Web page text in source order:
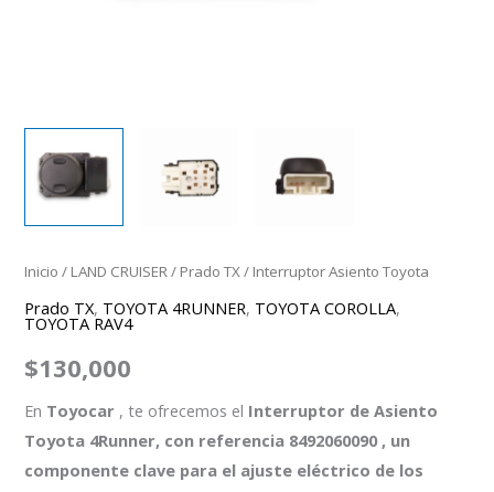
Inicio / LAND CRUISER/ Prado TX/ Interruptor Asiento Toyota
Prado TX, TOYOTA 4RUNNER, TOYOTA COROLLA,
TOYOTA RAV4
$130,000
En Toyocar , te ofrecemos el Interruptor de Asiento
Toyota 4Runner, con referencia 8492060090, un
componente clave para el ajuste eléctrico de los